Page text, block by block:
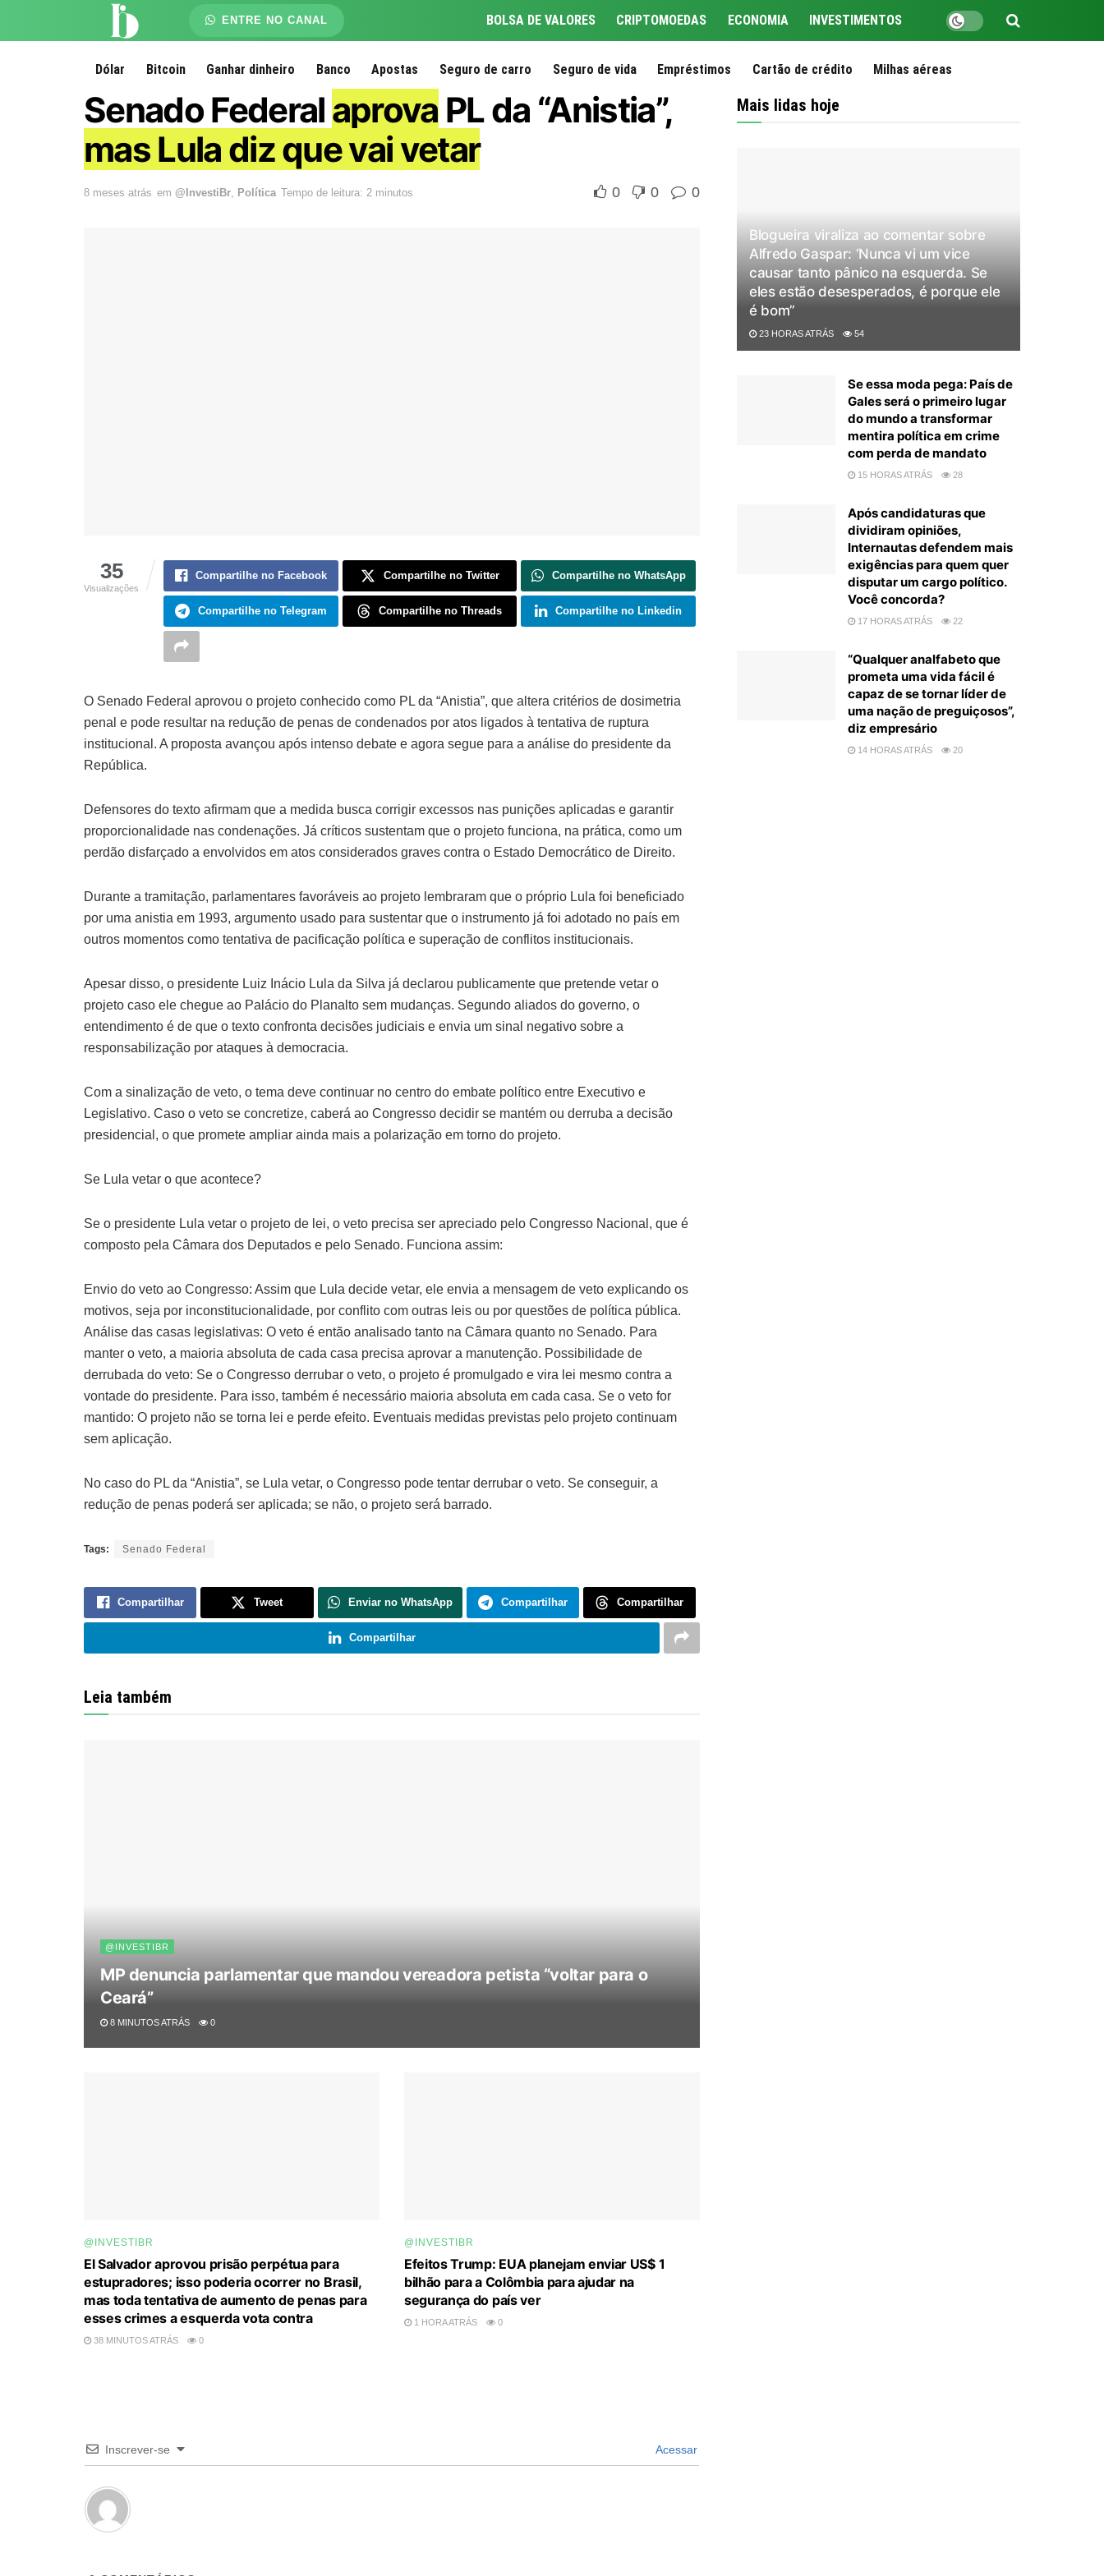
ENTRE NO CANAL BOLSA DE VALORES CRIPTOMOEDAS ECONOMIA INVESTIMENTOS
Dólar Bitcoin Ganhar dinheiro Banco Apostas Seguro de carro Seguro de vida Empréstimos Cartão de crédito Milhas aéreas
Senado Federalaprova PL da “Anistia”,
mas Lula diz que vai vetar
8 meses atrás em @InvestiBr Política Tempo de leitura: 2 minutos 0 0 0
35
Visualizações
Compartilhe no Facebook Compartilhe no Twitter Compartilhe no WhatsApp
Compartilhe no Telegram Compartilhe no Threads Compartilhe no Linkedin
O Senado Federal aprovou o projeto conhecido como PL da “Anistia”, que altera critérios de dosimetria
penal e pode resultar na redução de penas de condenados por atos ligados à tentativa de ruptura
institucional. A proposta avançou após intenso debate e agora segue para a análise do presidente da
República.
Defensores do texto afirmam que a medida busca corrigir excessos nas punições aplicadas e garantir
proporcionalidade nas condenações. Já críticos sustentam que o projeto funciona, na prática, como um
perdão disfarçado a envolvidos em atos considerados graves contra o Estado Democrático de Direito.
Durante a tramitação, parlamentares favoráveis ao projeto lembraram que o próprio Lula foi beneficiado
por uma anistia em 1993, argumento usado para sustentar que o instrumento já foi adotado no país em
outros momentos como tentativa de pacificação política e superação de conflitos institucionais.
Apesar disso, o presidente Luiz Inácio Lula da Silva já declarou publicamente que pretende vetar o
projeto caso ele chegue ao Palácio do Planalto sem mudanças. Segundo aliados do governo, o
entendimento é de que o texto confronta decisões judiciais e envia um sinal negativo sobre a
responsabilização por ataques à democracia.
Com a sinalização de veto, o tema deve continuar no centro do embate político entre Executivo e
Legislativo. Caso o veto se concretize, caberá ao Congresso decidir se mantém ou derruba a decisão
presidencial, o que promete ampliar ainda mais a polarização em torno do projeto.
Se Lula vetar o que acontece?
Se o presidente Lula vetar o projeto de lei, o veto precisa ser apreciado pelo Congresso Nacional, que é
composto pela Câmara dos Deputados e pelo Senado. Funciona assim:
Envio do veto ao Congresso: Assim que Lula decide vetar, ele envia a mensagem de veto explicando os
motivos, seja por inconstitucionalidade, por conflito com outras leis ou por questões de política pública.
Análise das casas legislativas: O veto é então analisado tanto na Câmara quanto no Senado. Para
manter o veto, a maioria absoluta de cada casa precisa aprovar a manutenção. Possibilidade de
derrubada do veto: Se o Congresso derrubar o veto, o projeto é promulgado e vira lei mesmo contra a
vontade do presidente. Para isso, também é necessário maioria absoluta em cada casa. Se o veto for
mantido: O projeto não se torna lei e perde efeito. Eventuais medidas previstas pelo projeto continuam
sem aplicação.
No caso do PL da “Anistia”, se Lula vetar, o Congresso pode tentar derrubar o veto. Se conseguir, a
redução de penas poderá ser aplicada; se não, o projeto será barrado.
Tags: Senado Federal
Compartilhar Tweet Enviar no WhatsApp Compartilhar Compartilhar
Compartilhar
Leia também
@INVESTIBR
MP denuncia parlamentar que mandou vereadora petista “voltar para o
Ceará”
8 MINUTOS ATRÁS 0
@INVESTIBR
El Salvador aprovou prisão perpétua para
estupradores; isso poderia ocorrer no Brasil,
mas toda tentativa de aumento de penas para
esses crimes a esquerda vota contra
38 MINUTOS ATRÁS 0
@INVESTIBR
Efeitos Trump: EUA planejam enviar US$ 1
bilhão para a Colômbia para ajudar na
segurança do país ver
1 HORA ATRÁS 0
Inscrever-se Acessar
Mais lidas hoje
Blogueira viraliza ao comentar sobre
Alfredo Gaspar: ‘Nunca vi um vice
causar tanto pânico na esquerda. Se
eles estão desesperados, é porque ele
é bom”
23 HORAS ATRÁS 54
Se essa moda pega: País de
Gales será o primeiro lugar
do mundo a transformar
mentira política em crime
com perda de mandato
15 HORAS ATRÁS 28
Após candidaturas que
dividiram opiniões,
Internautas defendem mais
exigências para quem quer
disputar um cargo político.
Você concorda?
17 HORAS ATRÁS 22
“Qualquer analfabeto que
prometa uma vida fácil é
capaz de se tornar líder de
uma nação de preguiçosos”,
diz empresário
14 HORAS ATRÁS 20